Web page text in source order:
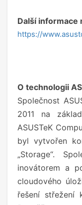
Další informace
https://
O technologii
Společnost
2011 na
ASUSTeK
byl vytvořen
„Storage“.
inovátorem a
cloudového
řešení střežení